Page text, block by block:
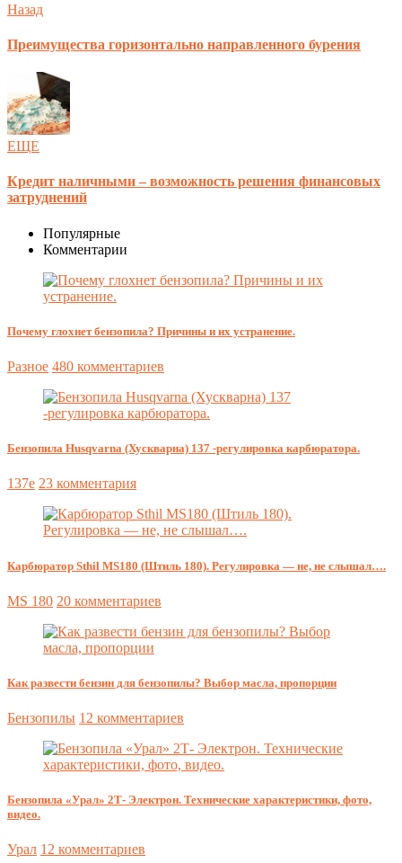
Назад
Преимущества горизонтально направленного бурения
ЕЩЕ
Кредит наличными – возможность решения финансовых
затруднений
Популярные
Комментарии
Почему глохнет бензопила? Причины и их устранение.
Разное 480 комментариев
Бензопила Husqvarna (Хускварна) 137 -регулировка карбюратора.
137e 23 комментария
Карбюратор Sthil MS180 (Штиль 180). Регулировка — не, не слышал….
MS 180 20 комментариев
Как развести бензин для бензопилы? Выбор масла, пропорции
Бензопилы 12 комментариев
Бензопила «Урал» 2Т- Электрон. Технические характеристики, фото,
видео.
Урал 12 комментариев